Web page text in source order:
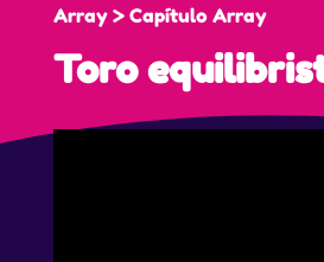
Array > Capítulo Array
Toro